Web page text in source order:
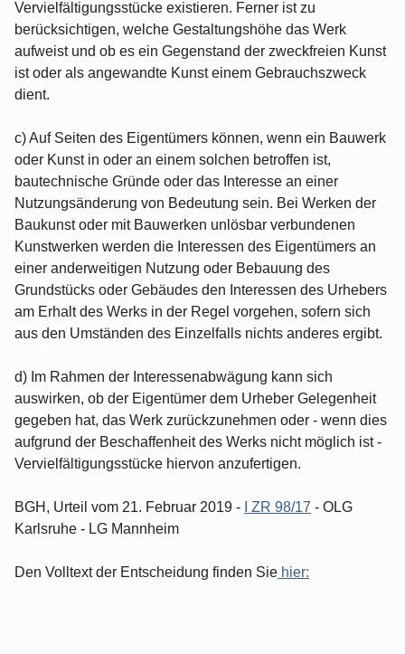
Vervielfältigungsstücke existieren. Ferner ist zu
berücksichtigen, welche Gestaltungshöhe das Werk
aufweist und ob es ein Gegenstand der zweckfreien Kunst
ist oder als angewandte Kunst einem Gebrauchszweck
dient.
c) Auf Seiten des Eigentümers können, wenn ein Bauwerk
oder Kunst in oder an einem solchen betroffen ist,
bautechnische Gründe oder das Interesse an einer
Nutzungsänderung von Bedeutung sein. Bei Werken der
Baukunst oder mit Bauwerken unlösbar verbundenen
Kunstwerken werden die Interessen des Eigentümers an
einer anderweitigen Nutzung oder Bebauung des
Grundstücks oder Gebäudes den Interessen des Urhebers
am Erhalt des Werks in der Regel vorgehen, sofern sich
aus den Umständen des Einzelfalls nichts anderes ergibt.
d) Im Rahmen der Interessenabwägung kann sich
auswirken, ob der Eigentümer dem Urheber Gelegenheit
gegeben hat, das Werk zurückzunehmen oder - wenn dies
aufgrund der Beschaffenheit des Werks nicht möglich ist -
Vervielfältigungsstücke hiervon anzufertigen.
BGH, Urteil vom 21. Februar 2019 - I ZR 98/17 - OLG
Karlsruhe - LG Mannheim
Den Volltext der Entscheidung finden Sie hier: